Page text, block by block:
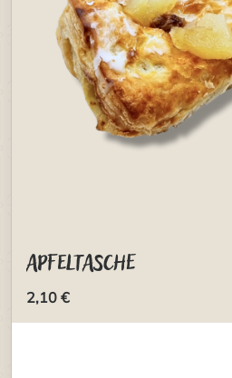
Apfeltasche
2,10 €